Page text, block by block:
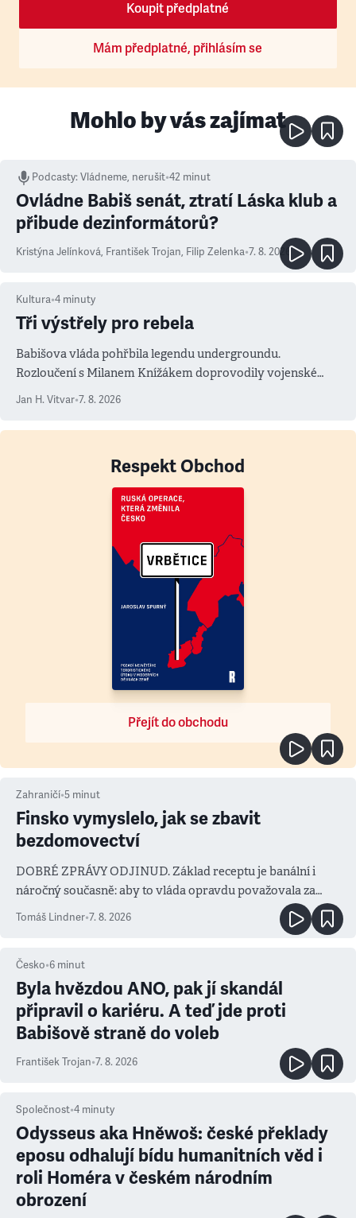
Koupit předplatné
Mám předplatné, přihlásím se
Mohlo by vás zajímat
Podcasty:Vládneme, nerušit•42 minut
Ovládne Babiš senát, ztratí Láska klub a
přibude dezinformátorů?
Kristýna Jelínková, František Trojan, Filip Zelenka•7. 8. 2026
Kultura•4 minuty
Tři výstřely pro rebela
Babišova vláda pohřbila legendu undergroundu.
Rozloučení s Milanem Knížákem doprovodily vojenské
salvy i kritika pokrokářů
Jan H. Vitvar•7. 8. 2026
Respekt Obchod
Přejít do obchodu
Zahraničí•5 minut
Finsko vymyslelo, jak se zbavit
bezdomovectví
DOBRÉ ZPRÁVY ODJINUD. Základ receptu je banální i
náročný současně: aby to vláda opravdu považovala za
prioritu
Tomáš Lindner•7. 8. 2026
Česko•6 minut
Byla hvězdou ANO, pak jí skandál
připravil o kariéru. A teď jde proti
Babišově straně do voleb
František Trojan•7. 8. 2026
Společnost•4 minuty
Odysseus aka Hněwoš: české překlady
eposu odhalují bídu humanitních věd i
roli Homéra v českém národním
obrození